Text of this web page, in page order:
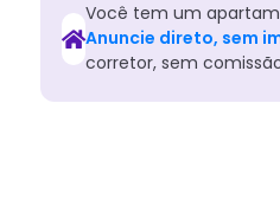
Você tem um
Anuncie direto, sem
corretor, sem